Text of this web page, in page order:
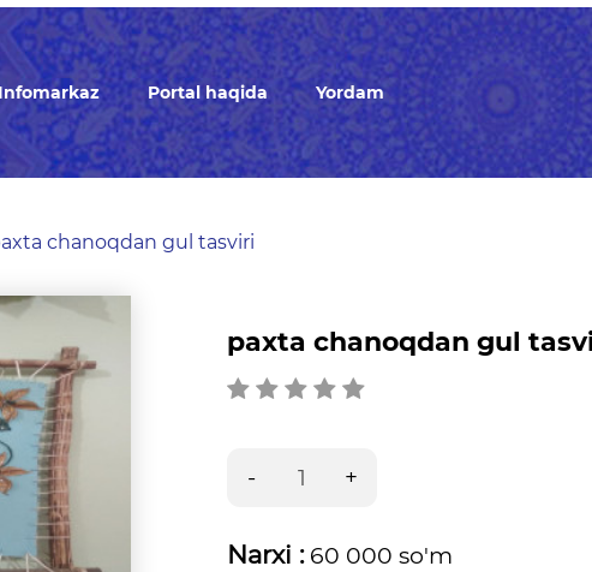
Portal haqida Yordam
chanoqdan gul tasviri
paxta chanoqdan gul
Narxi :60 000 so'm